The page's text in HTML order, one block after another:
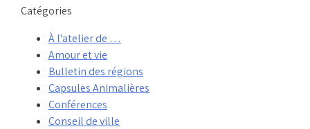
Catégories
À l'atelier de …
Amour et vie
Bulletin des régions
Capsules Animalières
Conférences
Conseil de ville